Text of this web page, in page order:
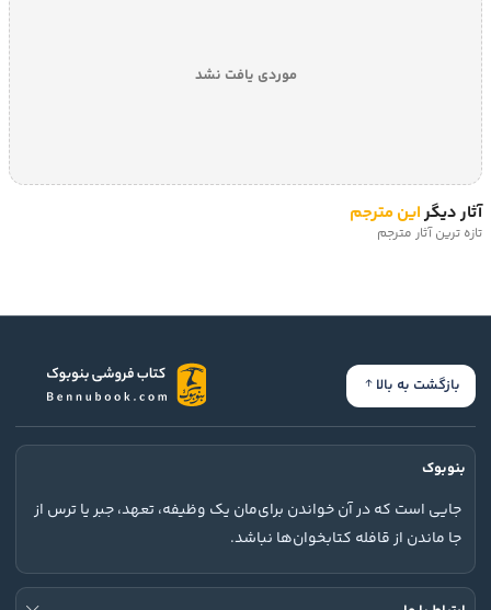
موردی یافت نشد
آثار دیگراین مترجم
تازه ترین آثار مترجم
بازگشت به بالا
بنوبوک
جایی است که در آن خواندن برای‌مان یک وظیفه، تعهد، جبر یا ترس از
جا ماندن از قافله کتابخوان‌ها نباشد.